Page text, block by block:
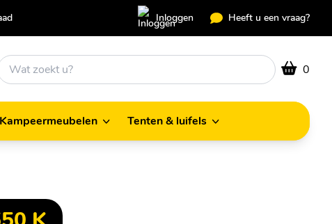
Inloggen Heeft u een vraag?
0
Kampeermeubelen
Tenten & luifels